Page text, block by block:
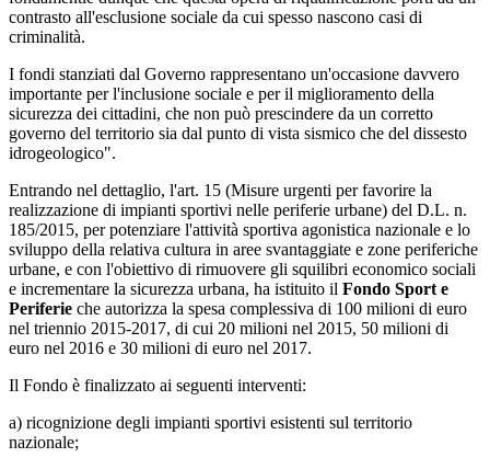
contrasto all'esclusione sociale da cui spesso nascono casi di
criminalità.
I fondi stanziati dal Governo rappresentano un'occasione davvero
importante per l'inclusione sociale e per il miglioramento della
sicurezza dei cittadini, che non può prescindere da un corretto
governo del territorio sia dal punto di vista sismico che del dissesto
idrogeologico".
Entrando nel dettaglio, l'art. 15 (Misure urgenti per favorire la
realizzazione di impianti sportivi nelle periferie urbane) del D.L. n.
185/2015, per potenziare l'attività sportiva agonistica nazionale e lo
sviluppo della relativa cultura in aree svantaggiate e zone periferiche
urbane, e con l'obiettivo di rimuovere gli squilibri economico sociali
e incrementare la sicurezza urbana, ha istituito il Fondo Sport e
Periferie che autorizza la spesa complessiva di 100 milioni di euro
nel triennio 2015-2017, di cui 20 milioni nel 2015, 50 milioni di
euro nel 2016 e 30 milioni di euro nel 2017.
Il Fondo è finalizzato ai seguenti interventi:
a) ricognizione degli impianti sportivi esistenti sul territorio
nazionale;